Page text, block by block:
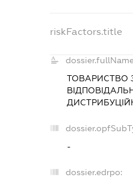
riskFactors.title
-
dossier.edrpo: